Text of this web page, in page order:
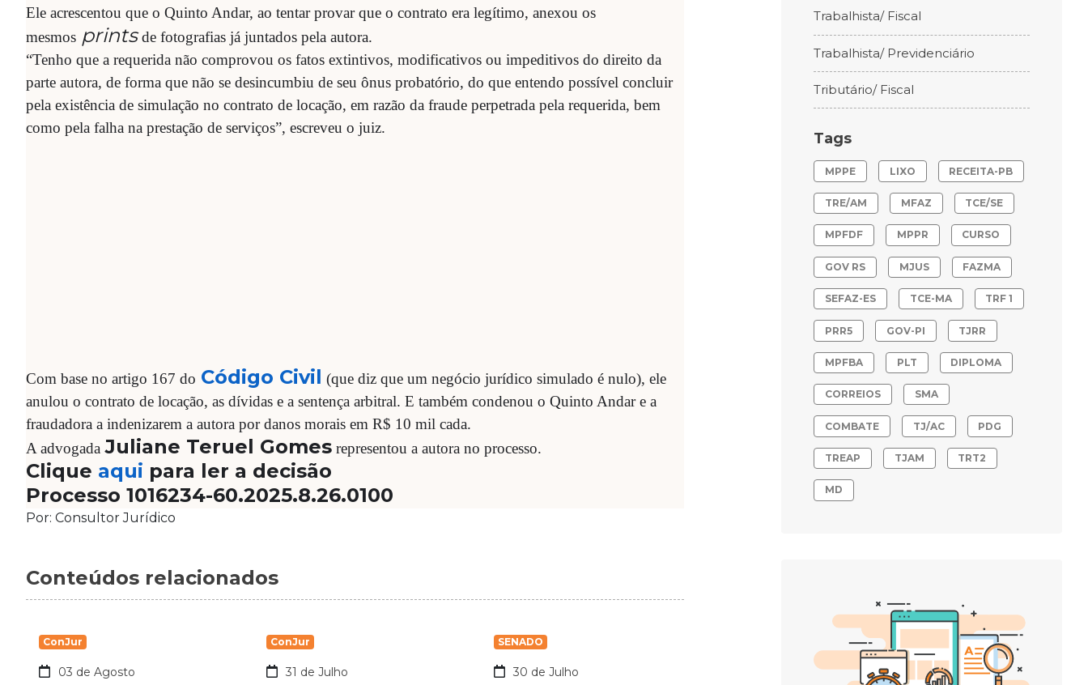
Ele acrescentou que o Quinto Andar, ao tentar provar que o contrato era legítimo, anexou os
mesmos prints de fotografias já juntados pela autora.
“Tenho que a requerida não comprovou os fatos extintivos, modificativos ou impeditivos do direito da
parte autora, de forma que não se desincumbiu de seu ônus probatório, do que entendo possível concluir
pela existência de simulação no contrato de locação, em razão da fraude perpetrada pela requerida, bem
como pela falha na prestação de serviços”, escreveu o juiz.
Com base no artigo 167 do Código Civil (que diz que um negócio jurídico simulado é nulo), ele
anulou o contrato de locação, as dívidas e a sentença arbitral. E também condenou o Quinto Andar e a
fraudadora a indenizarem a autora por danos morais em R$ 10 mil cada.
A advogada Juliane Teruel Gomes representou a autora no processo.
Clique aqui para ler a decisão
Processo 1016234-60.2025.8.26.0100
Por: Consultor Jurídico
Conteúdos relacionados
ConJur
03 de Agosto
ConJur
31 de Julho
SENADO
30 de Julho
Trabalhista/ Fiscal
Trabalhista/ Previdenciário
Tributário/ Fiscal
Tags
MPPE LIXO RECEITA-PB
TRE/AM MFAZ TCE/SE
MPFDF MPPR CURSO
GOV RS MJUS FAZMA
SEFAZ-ES TCE-MA TRF 1
PRR5 GOV-PI TJRR
MPFBA PLT DIPLOMA
CORREIOS SMA
COMBATE TJ/AC PDG
TREAP TJAM TRT2
MD